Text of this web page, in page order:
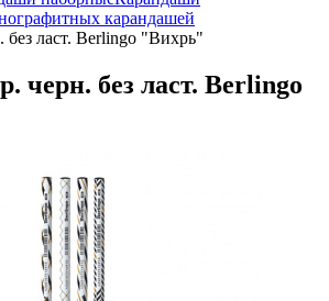
карандашей
без ласт. Berlingo "Вихрь"
черн. без ласт. Berlingo